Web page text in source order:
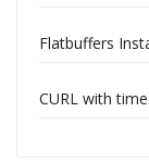
Flatbuffers
CURL with